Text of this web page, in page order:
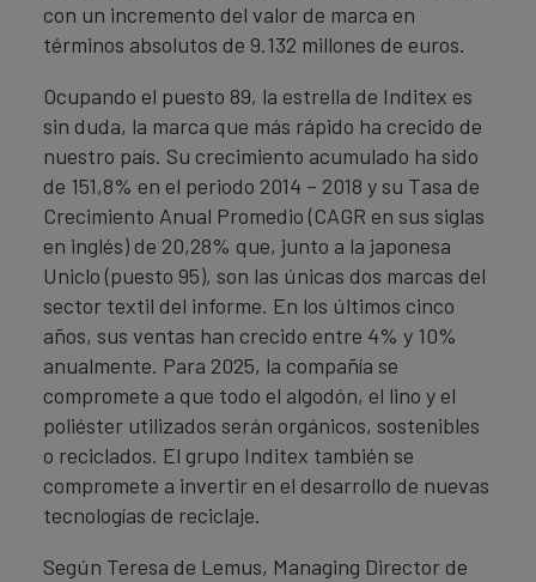
con un incremento del valor de marca en
términos absolutos de 9.132 millones de euros.
Ocupando el puesto 89, la estrella de Inditex es
sin duda, la marca que más rápido ha crecido de
nuestro país. Su crecimiento acumulado ha sido
de 151,8% en el periodo 2014 – 2018 y su Tasa de
Crecimiento Anual Promedio (CAGR en sus siglas
en inglés) de 20,28% que, junto a la japonesa
Uniclo (puesto 95), son las únicas dos marcas del
sector textil del informe. En los últimos cinco
años, sus ventas han crecido entre 4% y 10%
anualmente. Para 2025, la compañía se
compromete a que todo el algodón, el lino y el
poliéster utilizados serán orgánicos, sostenibles
o reciclados. El grupo Inditex también se
compromete a invertir en el desarrollo de nuevas
tecnologías de reciclaje.
Según Teresa de Lemus, Managing Director de